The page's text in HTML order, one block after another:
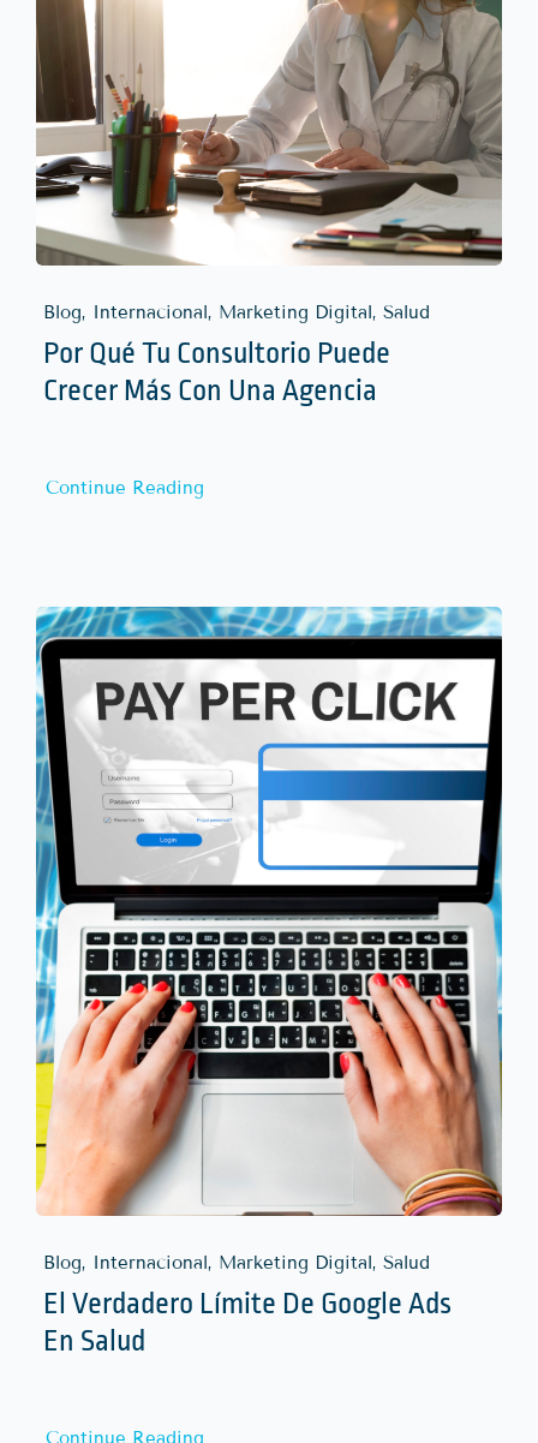
Blog, Internacional, Marketing Digital, Salud
Por Qué Tu Consultorio Puede
Crecer Más Con Una Agencia
Continue Reading
Blog, Internacional, Marketing Digital, Salud
El Verdadero Límite De Google Ads
En Salud
Continue Reading